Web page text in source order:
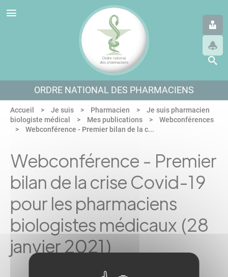
Aller au menu
Aller au contenu
Aller en bas de page
ORDRE NATIONAL DES PHARMACIENS
Accueil Je suis Pharmacien
Je suis pharmacien
biologiste médical
Mes publications
Webconférences
Webconférence - Premier bilan de la c...
Webconférence - Premier
bilan de la crise Covid-19
pour les pharmaciens
biologistes médicaux (28
janvier 2021)
29/01/2021
Panneau de gestion des cookies